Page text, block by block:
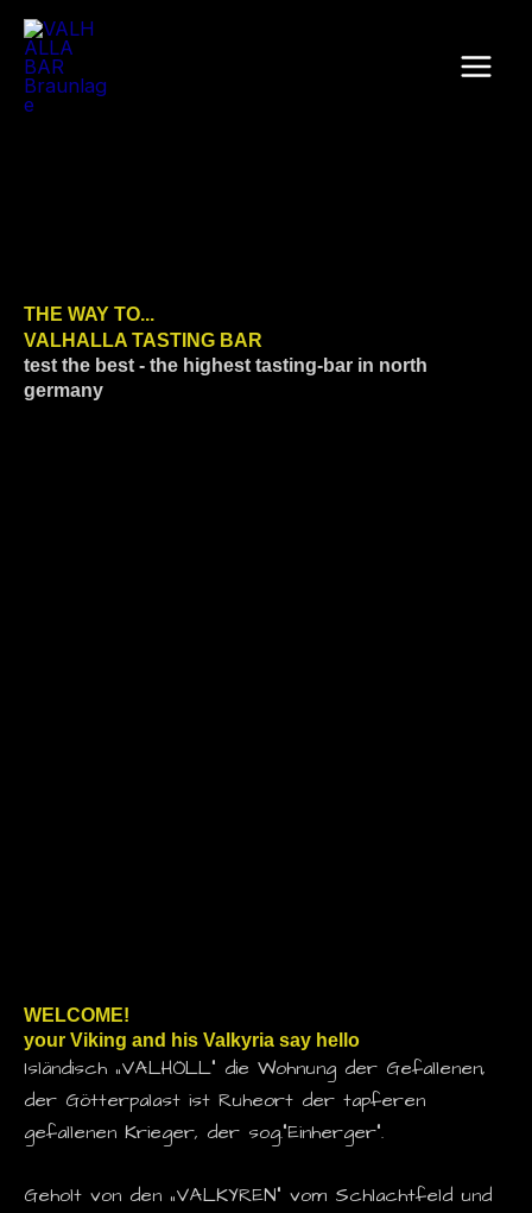
Zum
Inhalt
springen
THE WAY TO...
VALHALLA TASTING BAR
test the best - the highest tasting-bar in north
germany
WELCOME!
your Viking and his Valkyria say hello
Isländisch „VALHÖLL“ die Wohnung der Gefallenen,
der Götterpalast ist Ruheort der tapferen
gefallenen Krieger, der sog.“Einherger“.
Geholt von den „VALKYREN“ vom Schlachtfeld und